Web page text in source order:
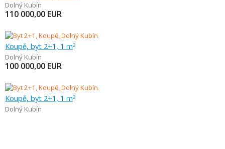
Dolný Kubín
110 000,00 EUR
Koupě, byt 2+1, 1 m2
Dolný Kubín
100 000,00 EUR
Koupě, byt 2+1, 1 m2
Dolný Kubín